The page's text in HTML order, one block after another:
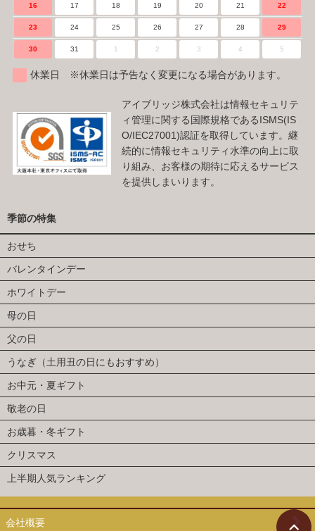
16 17 18 19 20 21 22
23 24 25 26 27 28 29
30 31 1 2 3 4 5
休業日 ※休業日は予告なく変更になる場合があります。
アイブリッジ株式会社は情報セキュリテ
ィ管理に関する国際規格であるISMS(IS
O/IEC27001)認証を取得しています。継
続的に情報セキュリティ水準の向上に取
り組み、お客様の期待に応えるサービス
を提供しまいります。
季節の特集
おせち
バレンタインデー
ホワイトデー
母の日
父の日
うなぎ（土用丑の日にもおすすめ）
お中元・夏ギフト
敬老の日
お歳暮・冬ギフト
クリスマス
上半期人気ランキング
会社概要